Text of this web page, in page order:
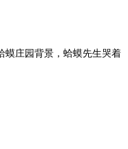
蟆庄园背景，蛤蟆先生哭着